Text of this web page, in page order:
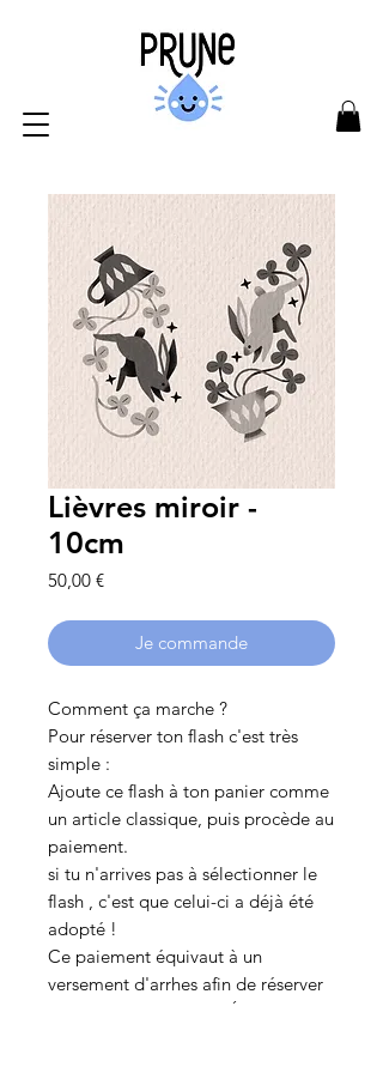
Lièvres miroir -
10cm
50,00 €Prix
Je commande
Comment ça marche ?
Pour réserver ton flash c'est très
simple :
Ajoute ce flash à ton panier comme
un article classique, puis procède au
paiement.
si tu n'arrives pas à sélectionner le
flash , c'est que celui-ci a déjà été
adopté !
Ce paiement équivaut à un
versement d'arrhes afin de réserver